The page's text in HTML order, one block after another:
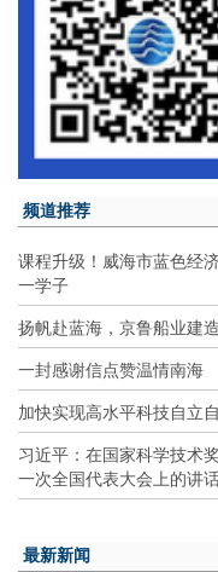
频道推荐
课程升级！威海市蓝色经
一学子
扬帆赴蓝海，京鲁船业建
一封感谢信点赞温情南海
加快实现高水平科技自
习近平：在国家科学技术
一次全国代表大会上的讲
最新新闻